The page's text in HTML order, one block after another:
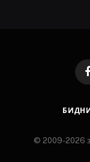
© 2009-2026